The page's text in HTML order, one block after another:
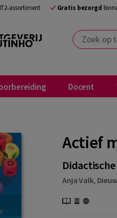
assortiment Gratis bezorgd
Zoek op
Docent
Actief
Anja Valk,